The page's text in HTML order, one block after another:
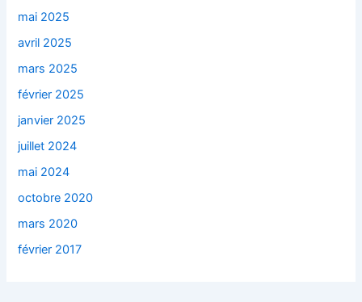
mai 2025
avril 2025
mars 2025
février 2025
janvier 2025
juillet 2024
mai 2024
octobre 2020
mars 2020
février 2017